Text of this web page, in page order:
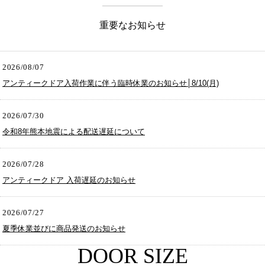
重要なお知らせ
2026/08/07
アンティークドア入荷作業に伴う臨時休業のお知らせ│8/10(月)
2026/07/30
令和8年熊本地震による配送遅延について
2026/07/28
アンティークドア 入荷遅延のお知らせ
2026/07/27
夏季休業並びに商品発送のお知らせ
DOOR SIZE